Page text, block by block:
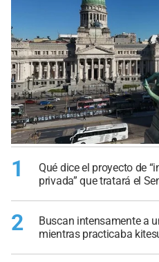
1
Qué dice el proyecto de
privada” que tratará el
2
Buscan intensamente a
mientras practicaba